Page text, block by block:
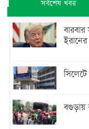
সর্বশেষ খবর
ইরানের
বগুড়ায়